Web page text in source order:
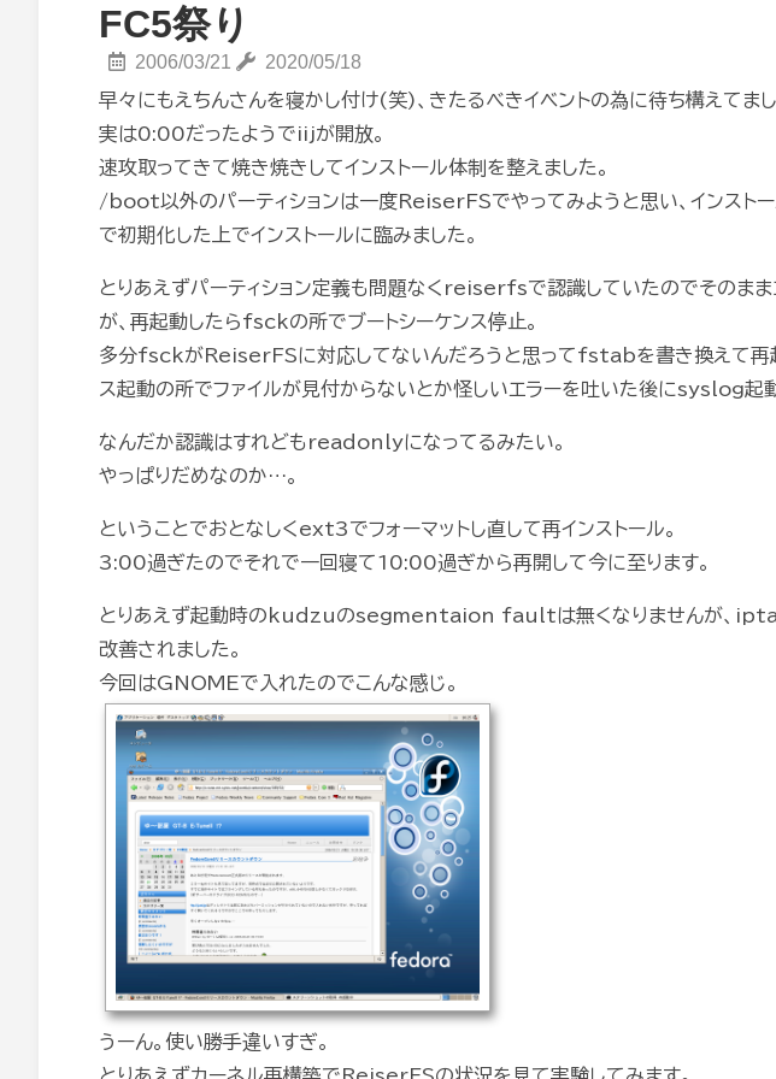
FC5祭り
2006/03/21 2020/05/18
早々にもえちんさんを寝かし付け(笑)、きたるべきイベントの為に待ち構えて
実は0:00だったようでiijが開放。
速攻取ってきて焼き焼きしてインストール体制を整えました。
/boot以外のパーティションは一度ReiserFSでやってみようと思い、インス
で初期化した上でインストールに臨みました。
とりあえずパーティション定義も問題なくreiserfsで認識していたのでそのまま
が、再起動したらfsckの所でブートシーケンス停止。
多分fsckがReiserFSに対応してないんだろうと思ってfstabを書き換えて再
ス起動の所でファイルが見付からないとか怪しいエラーを吐いた後にsyslog起
なんだか認識はすれどもreadonlyになってるみたい。
やっぱりだめなのか…。
ということでおとなしくext3でフォーマットし直して再インストール。
3:00過ぎたのでそれで一回寝て10:00過ぎから再開して今に至ります。
とりあえず起動時のkudzuのsegmentaion faultは無くなりませんが、
改善されました。
今回はGNOMEで入れたのでこんな感じ。
うーん。使い勝手違いすぎ。